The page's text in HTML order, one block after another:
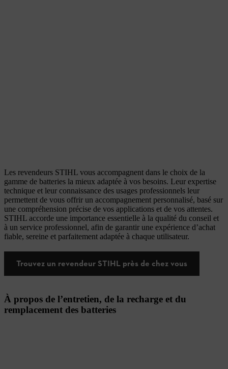
Les revendeurs STIHL vous accompagnent dans le choix de la
gamme de batteries la mieux adaptée à vos besoins. Leur expertise
technique et leur connaissance des usages professionnels leur
permettent de vous offrir un accompagnement personnalisé, basé sur
une compréhension précise de vos applications et de vos attentes.
STIHL accorde une importance essentielle à la qualité du conseil et
à un service professionnel, afin de garantir une expérience d’achat
fiable, sereine et parfaitement adaptée à chaque utilisateur.
Trouvez un revendeur STIHL près de chez vous
À propos de l’entretien, de la recharge et du
remplacement des batteries